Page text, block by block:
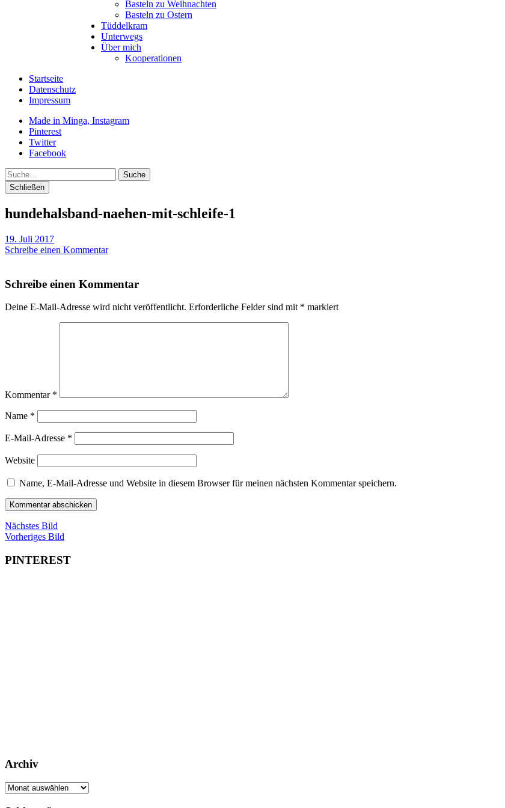
Basteln zu Weihnachten
Basteln zu Ostern
Tüddelkram
Unterwegs
Über mich
Kooperationen
Startseite
Datenschutz
Impressum
Made in Minga, Instagram
Pinterest
Twitter
Facebook
Suche
Schließen
hundehalsband-naehen-mit-schleife-1
19. Juli 2017
Schreibe einen Kommentar
Schreibe einen Kommentar
Deine E-Mail-Adresse wird nicht veröffentlicht. Erforderliche Felder sind mit * markiert
Kommentar *
Name *
E-Mail-Adresse *
Website
Name, E-Mail-Adresse und Website in diesem Browser für meinen nächsten Kommentar speichern.
Nächstes Bild
Vorheriges Bild
PINTEREST
Archiv
Archiv